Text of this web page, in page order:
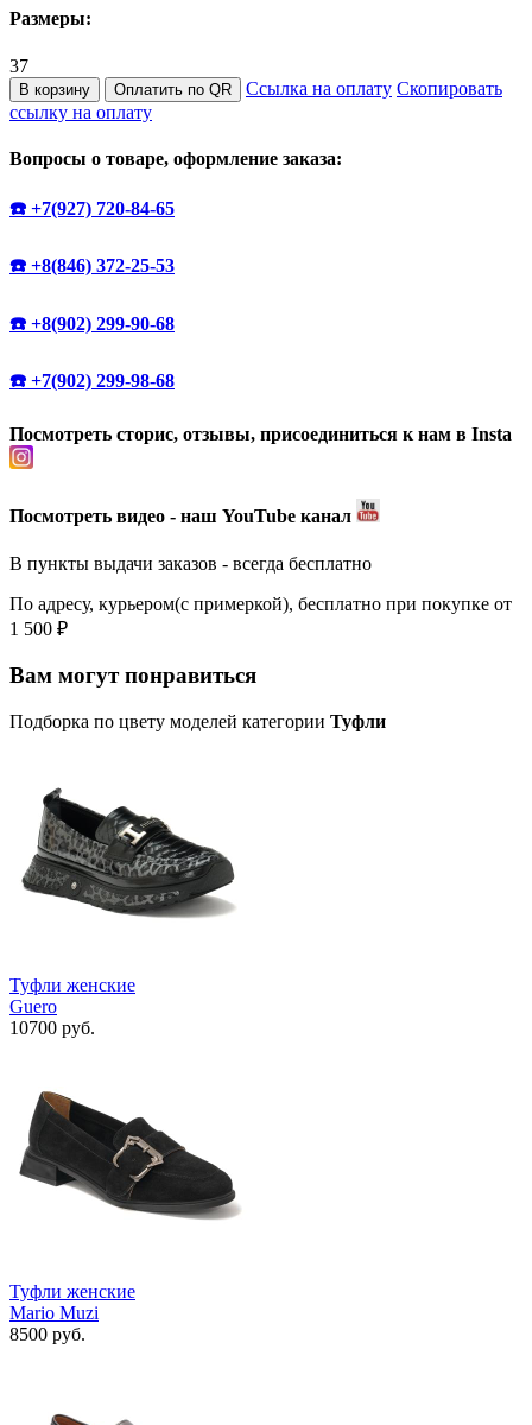
Размеры:
37
В корзину Оплатить по QR Ссылка на оплату Скопировать
ссылку на оплату
Вопросы о товаре, оформление заказа:
☎️ +7(927) 720-84-65
☎️ +8(846) 372-25-53
☎️ +8(902) 299-90-68
☎️ +7(902) 299-98-68
Посмотреть сторис, отзывы, присоединиться к нам в Insta
Посмотреть видео - наш YouTube канал
В пункты выдачи заказов - всегда бесплатно
По адресу, курьером(с примеркой), бесплатно при покупке от
1 500 ₽
Вам могут понравиться
Подборка по цвету моделей категории Туфли
Туфли женские
Guero
10700 руб.
Туфли женские
Mario Muzi
8500 руб.